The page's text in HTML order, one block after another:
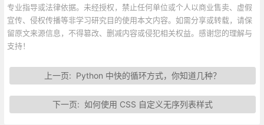
专业指导或法律依据。未经授权，禁止任何单位或个人以商业售卖、虚假
宣传、侵权传播等非学习研究目的使用本文内容。如需分享或转载，请保
留原文来源信息，不得篡改、删减内容或侵犯相关权益。感谢您的理解与
支持！
上一页: Python 中快的循环方式，你知道几种？
下一页: 如何使用 CSS 自定义无序列表样式